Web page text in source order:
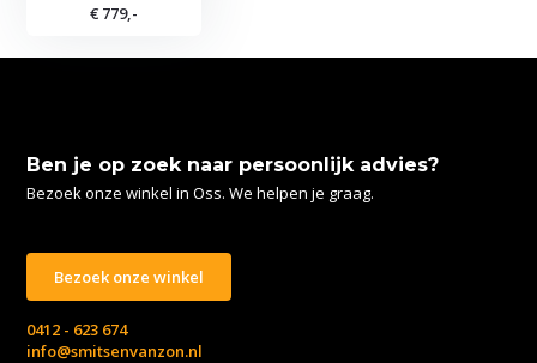
€ 779,-
Ben je op zoek naar persoonlijk advies?
Bezoek onze winkel in Oss. We helpen je graag.
Bezoek onze winkel
0412 - 623 674
info@smitsenvanzon.nl